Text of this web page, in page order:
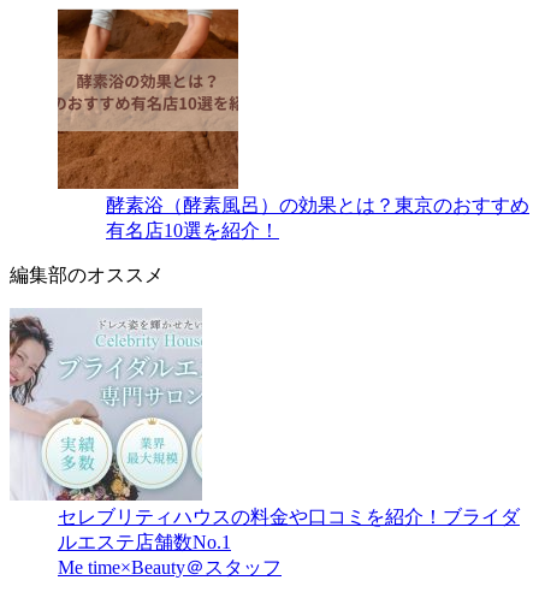
酵素浴（酵素風呂）の効果とは？東京のおすすめ
有名店10選を紹介！
編集部のオススメ
セレブリティハウスの料金や口コミを紹介！ブライダ
ルエステ店舗数No.1
Me time×Beauty＠スタッフ